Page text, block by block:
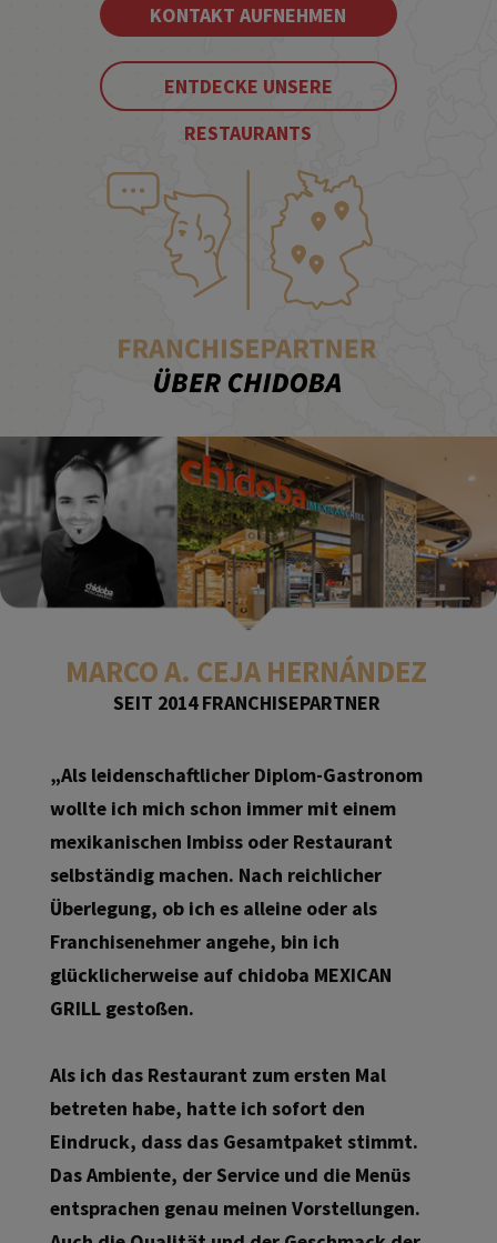
KONTAKT AUFNEHMEN
ENTDECKE UNSERE
RESTAURANTS
MARCO A. CEJA HERNÁNDEZ
SEIT 2014 FRANCHISEPARTNER
„Als leidenschaftlicher Diplom-Gastronom
wollte ich mich schon immer mit einem
mexikanischen Imbiss oder Restaurant
selbständig machen. Nach reichlicher
Überlegung, ob ich es alleine oder als
Franchisenehmer angehe, bin ich
glücklicherweise auf chidoba MEXICAN
GRILL gestoßen.
Als ich das Restaurant zum ersten Mal
betreten habe, hatte ich sofort den
Eindruck, dass das Gesamtpaket stimmt.
Das Ambiente, der Service und die Menüs
entsprachen genau meinen Vorstellungen.